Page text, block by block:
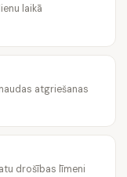
laikā
atgriešanas
drošības līmeni